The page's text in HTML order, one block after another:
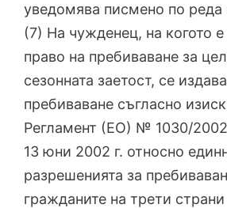
уведомява писмено по
(7) На чужденец, на когото
право на пребиваване за
сезонната заетост, се
пребиваване съгласно
Регламент (ЕО) № 1030/
13 юни 2002 г. относно
разрешенията за
гражданите на трети страни